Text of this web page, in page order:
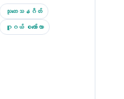
သုတေသနဂိတ်
ဂူဂယ် စကော်လာ